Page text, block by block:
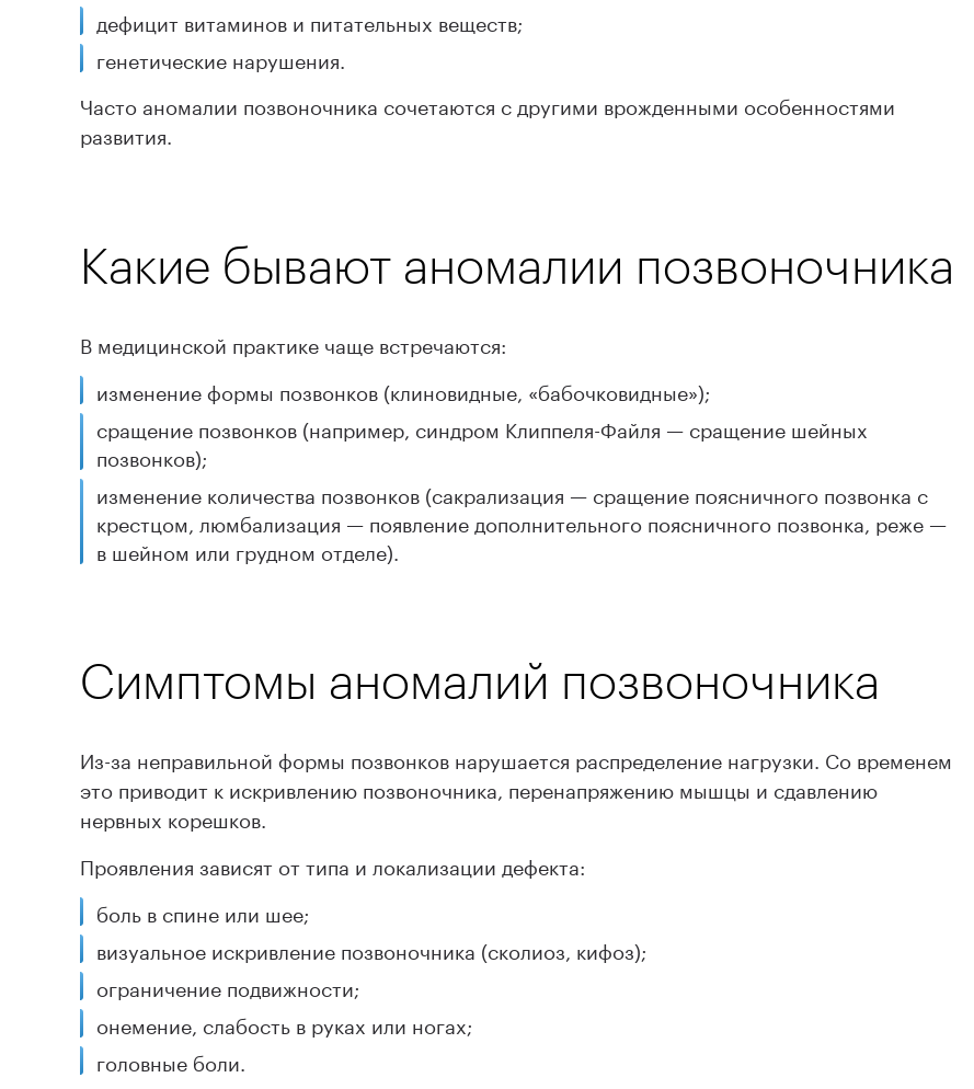
дефицит витаминов и питательных веществ;
генетические нарушения.
Часто аномалии позвоночника сочетаются с другими врожденными особенностями
развития.
Какие бывают аномалии позвоночника
В медицинской практике чаще встречаются:
изменение формы позвонков (клиновидные, «бабочковидные»);
сращение позвонков (например, синдром Клиппеля-Файля — сращение шейных
позвонков);
изменение количества позвонков (сакрализация — сращение поясничного позвонка с
крестцом, люмбализация — появление дополнительного поясничного позвонка, реже —
в шейном или грудном отделе).
Симптомы аномалий позвоночника
Из-за неправильной формы позвонков нарушается распределение нагрузки. Со временем
это приводит к искривлению позвоночника, перенапряжению мышцы и сдавлению
нервных корешков.
Проявления зависят от типа и локализации дефекта:
боль в спине или шее;
визуальное искривление позвоночника (сколиоз, кифоз);
ограничение подвижности;
онемение, слабость в руках или ногах;
головные боли.